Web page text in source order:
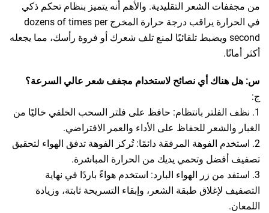
من مجففات الشعر التقليدية. والأهم أنه يتميز بنظام تحكم ذكي
في الحرارة يراقب درجة حرارة المخرج dozens of times per
second ويضبط تلقائيًا لمنع تلف شعرك أو فروة رأسك، مما يجعله
أكثر أمانًا.
س: هل هناك أي نصائح لاستخدام مجفف شعر عالي السرعة؟
ج:
1. نظف الفلتر بانتظام: حافظ على فلتر السحب الخلفي خاليًا من
الغبار والشعر للحفاظ على الأداء والعمر الافتراضي.
2. استخدم الفوهة المرفقة دائمًا: تُركز الفوهة تدفق الهواء لتحقيق
تصفيف أفضل وتحمي يديك من الحرارة المباشرة.
3. استفد من زر الهواء البارد: استخدم هواءً باردًا في نهاية
التصفيف لإغلاق طبقة الشعر، وإبقاء التسريحة ثابتة، وزيادة
اللمعان.